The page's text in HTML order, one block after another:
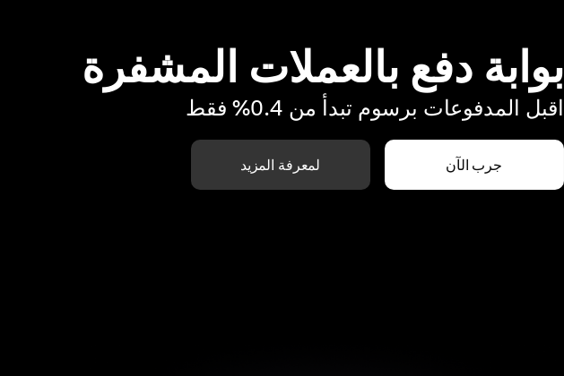
بوابة دفع بالعملات المشفرة
اقبل المدفوعات برسوم تبدأ من 0.4% فقط
جرب الآن لمعرفة المزيد